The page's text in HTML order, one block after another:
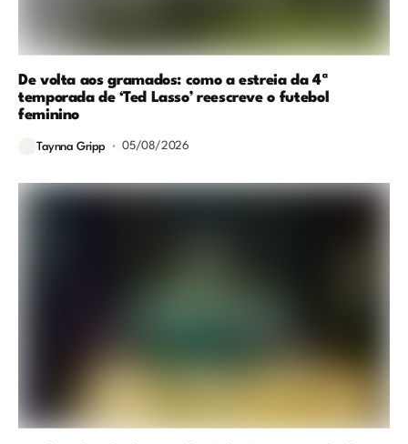
De volta aos gramados: como a estreia da 4ª
temporada de ‘Ted Lasso’ reescreve o futebol
feminino
Taynna Gripp 05/08/2026